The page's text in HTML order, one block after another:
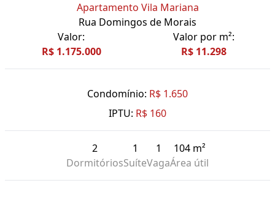
Apartamento Vila Mariana
Rua Domingos de Morais
Valor:
R$ 1.175.000
Valor por m²:
R$ 11.298
Condomínio: R$ 1.650
IPTU: R$ 160
2
Dormitórios
1
Suíte
1
Vaga
104 m²
Área útil